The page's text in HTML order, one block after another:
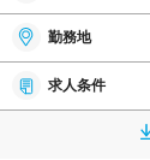
勤務地
求人条件